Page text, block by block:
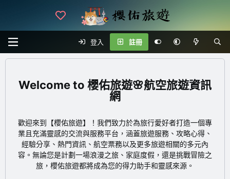
登入 註冊
櫻佑旅遊🌸航空旅遊資訊
網
歡迎來到【櫻佑旅遊】！我們致力於為旅行愛好者打造一個專
業且充滿靈感的交流與服務平台，涵蓋旅遊服務、攻略心得、
經驗分享、熱門資訊、航空票務以及更多旅遊相關的多元內
容。無論您是計劃一場浪漫之旅、家庭度假，還是挑戰冒險之
旅，櫻佑旅遊都將成為您的得力助手和靈感來源。